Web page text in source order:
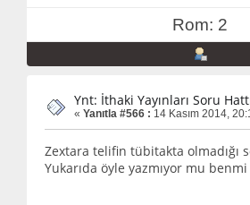
Rom: 2
Ynt: İthaki Yayınları Soru
« Yanıtla #566 : 14 Kasım 2014,
Zextara telifin tübitakta olmadığı
Yukarıda öyle yazmıyor mu